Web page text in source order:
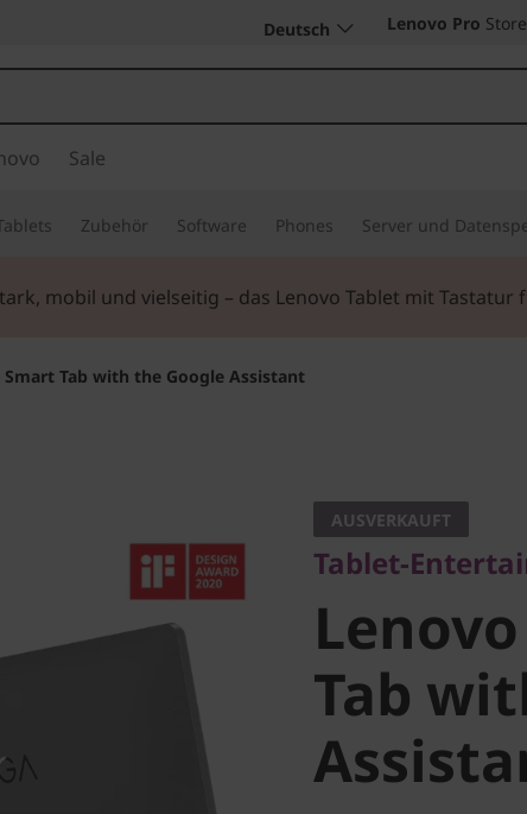
Deutsch Lenovo Pro
Sale
Zubehör Software Phones Server und
mobil und vielseitig – das Lenovo Tablet mit
Smart Tab with the Google Assistant
Lenovo
Tab
AUSVERKAUFT
Tablet-
Tab